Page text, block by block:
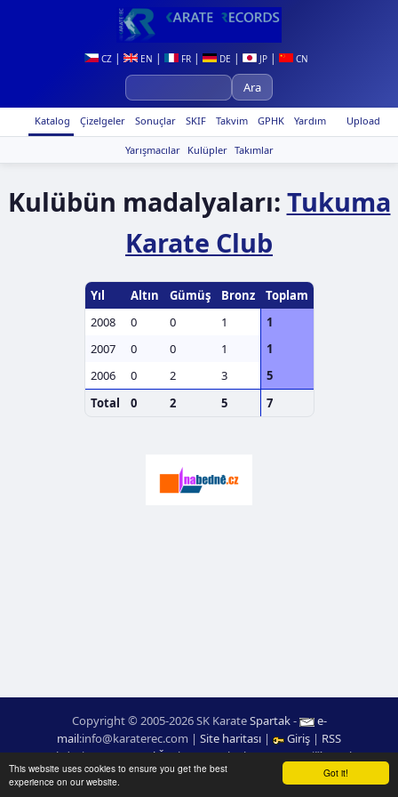
Got it!
This website uses cookies to ensure you get the best
experience on our website.
CZ | EN | FR | DE | JP | CN
Upload
Katalog Çizelgeler Sonuçlar SKIF Takvim GPHK Yardım
Yarışmacılar Kulüpler Takımlar
Kulübün madalyaları: Tukuma
Karate Club
Yıl Altın Gümüş Bronz
Toplam
2008
0 0 1
1
2007
0 0 1
1
2006
0 2 3
5
Total
0 2 5 7
Copyright © 2005-2026 SK KarateSpartak-
e-
mail:moc.ceretarak@ofni | Site haritası | Giriş | RSS
webdesign:Ing. Pavel Švojgr,sonuçlar karate: Mgr. Jiří Kotala